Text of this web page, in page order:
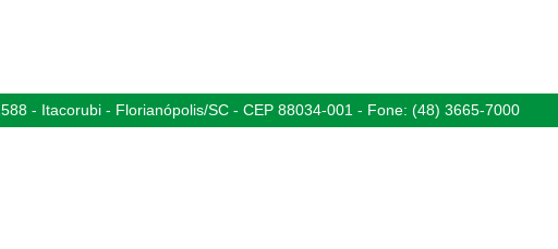
- Itacorubi - Florianópolis/SC - CEP 88034-001 - Fone: (48) 3665-7000